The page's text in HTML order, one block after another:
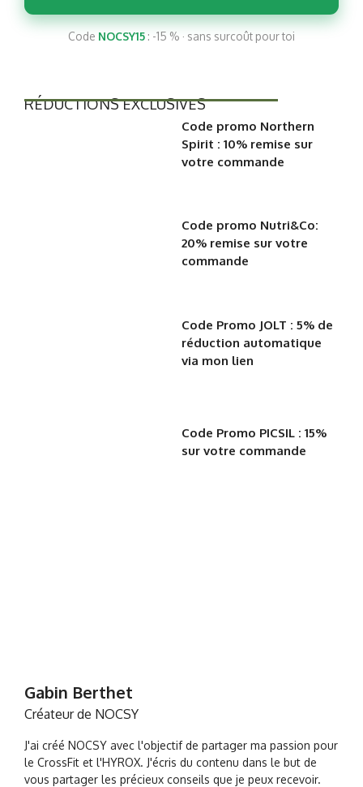
Code NOCSY15 : -15 % · sans surcoût pour toi
RÉDUCTIONS EXCLUSIVES
Code promo Northern
Spirit : 10% remise sur
votre commande
Code promo Nutri&Co:
20% remise sur votre
commande
Code Promo JOLT : 5% de
réduction automatique
via mon lien
Code Promo PICSIL : 15%
sur votre commande
Gabin Berthet
Créateur de NOCSY
J'ai créé NOCSY avec l'objectif de partager ma passion pour
le CrossFit et l'HYROX. J'écris du contenu dans le but de
vous partager les précieux conseils que je peux recevoir.